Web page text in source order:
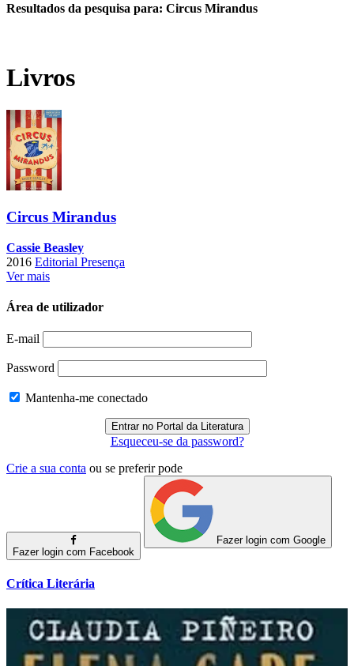
Resultados da pesquisa para: Circus Mirandus
Livros
Circus Mirandus
Cassie Beasley
2016 Editorial Presença
Ver mais
Área de utilizador
E-mail
Password
Mantenha-me conectado
Esqueceu-se da password?
Crie a sua conta ou se preferir pode
Fazer login com Facebook
Fazer login com Google
Crítica Literária